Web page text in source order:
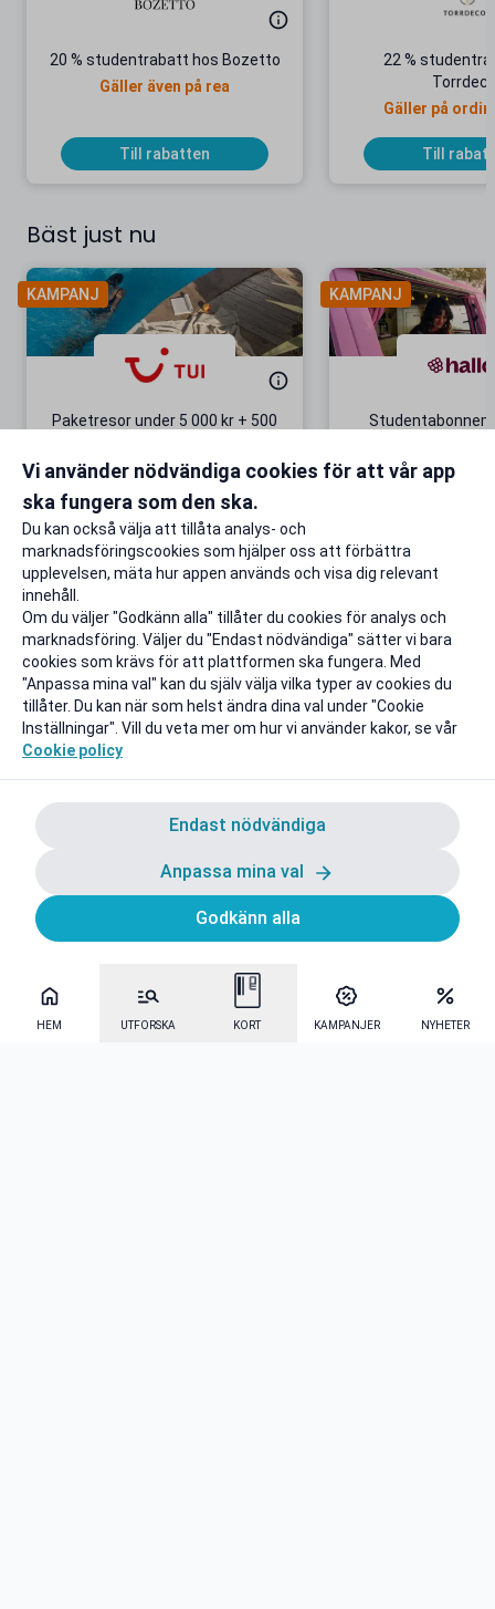
HEM UTFORSKA KORT KAMPANJER NYHETER
20 % studentrabatt hos Bozetto
Gäller även på rea
Till rabatten
22 %
Gäller på
Till
Bäst just nu
KAMPANJ
Paketresor under 5 000 kr + 500
Gäller även på redan prissänkta
Till rabatten
KAMPANJ
+ 20 GB
Vi använder nödvändiga cookies för att vår app
ska fungera som den ska.
Du kan också välja att tillåta analys- och
marknadsföringscookies som hjälper oss att förbättra
upplevelsen, mäta hur appen används och visa dig relevant
innehåll.
Om du väljer "Godkänn alla" tillåter du cookies för analys och
marknadsföring. Väljer du "Endast nödvändiga" sätter vi bara
cookies som krävs för att plattformen ska fungera. Med
"Anpassa mina val" kan du själv välja vilka typer av cookies du
tillåter. Du kan när som helst ändra dina val under "Cookie
Inställningar". Vill du veta mer om hur vi använder kakor, se vår
Cookie policy
Endast nödvändiga
Anpassa mina val
Godkänn alla